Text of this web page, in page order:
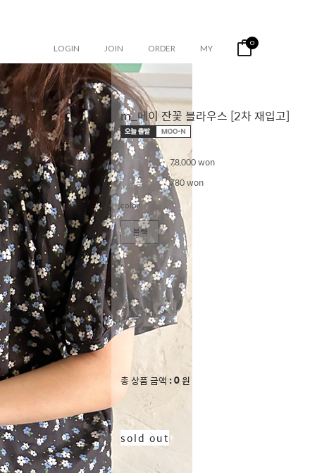
LOGIN JOIN ORDER MY 0
m_메이 잔꽃 블라우스 [2차 재입고]
판매가
78,000 won
적립금
780 won
color
블랙
총 상품 금액 0원
sold out